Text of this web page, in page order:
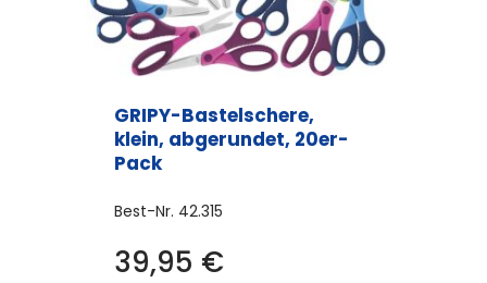
GRIPY-Bastelschere,
klein, abgerundet, 20er-
Pack
Best-Nr. 42.315
39,95 €